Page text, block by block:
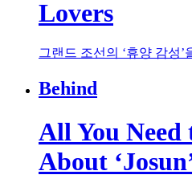
Lovers
그랜드 조선의 ‘휴양 감성’
Behind
All You
About